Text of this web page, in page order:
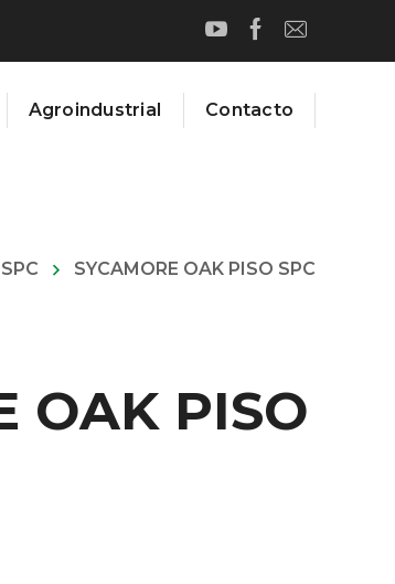
Agroindustrial Contacto
SYCAMORE OAK PISO SPC
OAK PISO